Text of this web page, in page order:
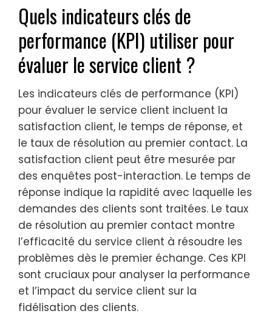
Quels indicateurs clés de
performance (KPI) utiliser pour
évaluer le service client ?
Les indicateurs clés de performance (KPI)
pour évaluer le service client incluent la
satisfaction client, le temps de réponse, et
le taux de résolution au premier contact. La
satisfaction client peut être mesurée par
des enquêtes post-interaction. Le temps de
réponse indique la rapidité avec laquelle les
demandes des clients sont traitées. Le taux
de résolution au premier contact montre
l’efficacité du service client à résoudre les
problèmes dès le premier échange. Ces KPI
sont cruciaux pour analyser la performance
et l’impact du service client sur la
fidélisation des clients.